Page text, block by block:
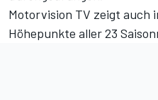
Motorvision TV zeigt auch
Höhepunkte aller 23